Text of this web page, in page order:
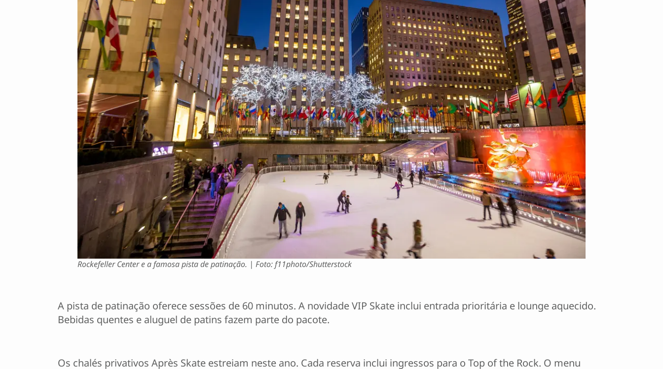
Rockefeller Center e a famosa pista de patinação. | Foto: f11photo/Shutterstock
A pista de patinação oferece sessões de 60 minutos. A novidade VIP Skate inclui entrada prioritária e lounge aquecido.
Bebidas quentes e aluguel de patins fazem parte do pacote.
Os chalés privativos Après Skate estreiam neste ano. Cada reserva inclui ingressos para o Top of the Rock. O menu